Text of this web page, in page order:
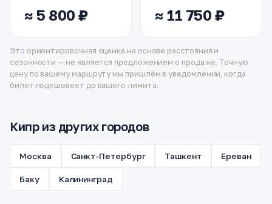
≈ 5 800 ₽ ≈ 11 750 ₽
Это ориентировочная оценка на основе расстояния и
сезонности — не является предложением о продаже. Точную
цену по вашему маршруту мы пришлём в уведомлении, когда
билет подешевеет до вашего лимита.
Кипр из других городов
Москва Санкт-Петербург Ташкент Ереван
Баку Калининград